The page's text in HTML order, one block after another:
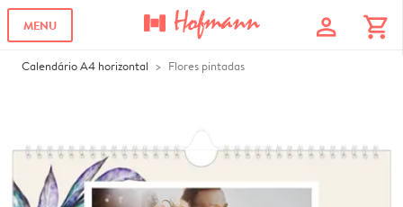
MENU profile shopping_cart
Calendário A4 horizontal Flores pintadas